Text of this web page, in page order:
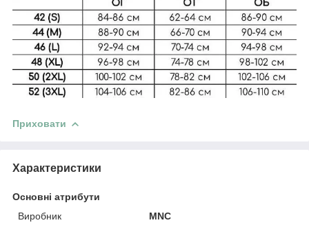
Приховати
Характеристики
Основні атрибути
Виробник
MNC